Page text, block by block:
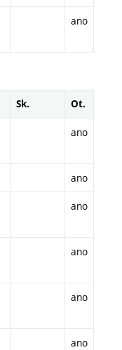
ano
Sk. Ot.
ano
ano
ano
ano
ano
ano